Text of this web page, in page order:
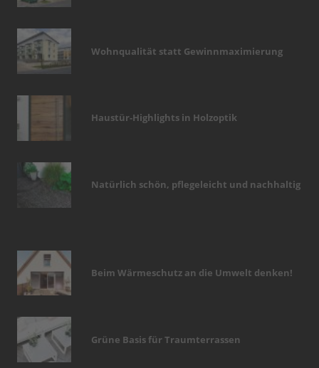
Wohnqualität statt Gewinnmaximierung
Haustür-Highlights in Holzoptik
Natürlich schön, pflegeleicht und nachhaltig
Beim Wärmeschutz an die Umwelt denken!
Grüne Basis für Traumterrassen